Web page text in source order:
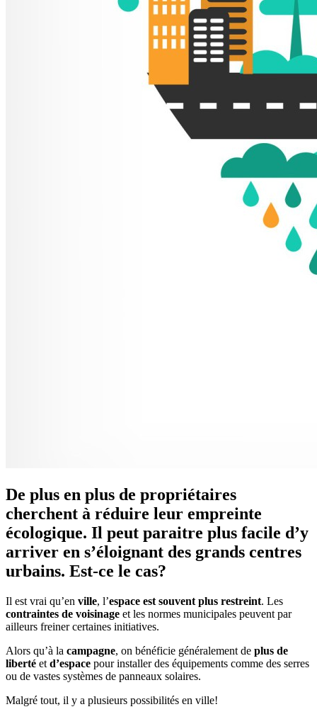
De plus en plus de propriétaires
cherchent à réduire leur empreinte
écologique. Il peut paraitre plus facile d’y
arriver en s’éloignant des grands centres
urbains. Est-ce le cas?
Il est vrai qu’en ville, l’espace est souvent plus restreint. Les
contraintes de voisinage et les normes municipales peuvent par
ailleurs freiner certaines initiatives.
Alors qu’à la campagne, on bénéficie généralement de plus de
liberté et d’espace pour installer des équipements comme des serres
ou de vastes systèmes de panneaux solaires.
Malgré tout, il y a plusieurs possibilités en ville!